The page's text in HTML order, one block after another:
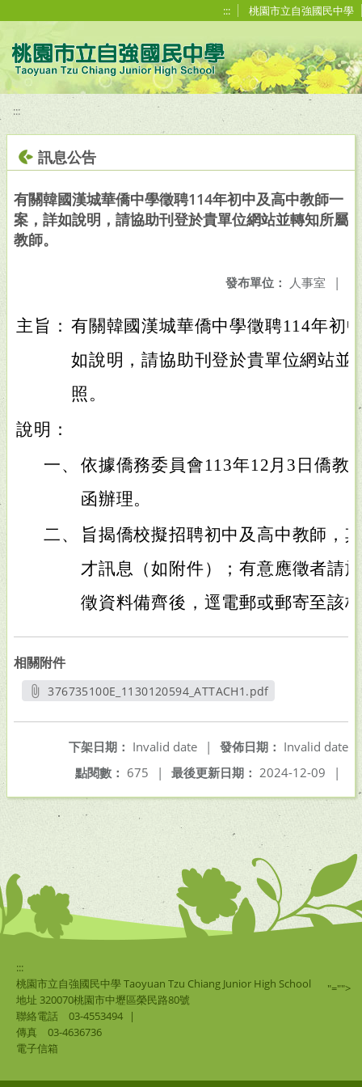
::: 桃園市立自強國民中學
:::
訊息公告
有關韓國漢城華僑中學徵聘114年初中及高中教師一
案，詳如說明，請協助刊登於貴單位網站並轉知所屬
教師。
發布單位： 人事室 |
主旨： 有關韓國漢城華僑中學徵聘114年初
如說明，請協助刊登於貴單位網站並
照。
說明：
一、 依據僑務委員會113年12月3日僑教
函辦理。
二、
旨揭僑校擬招聘初中及高中教師，
才訊息（如附件）；有意應徵者請
徵資料備齊後，逕電郵或郵寄至該
相關附件
376735100E_1130120594_ATTACH1.pdf
發佈日期： Invalid date
下架日期： Invalid date
|
最後更新日期： 2024-12-09 |
點閱數： 675 |
:::
桃園市立自強國民中學 Taoyuan Tzu Chiang Junior High School
地址 320070桃園市中壢區榮民路80號
聯絡電話
03-4553494
|
傳真
03-4636736
電子信箱
"="">